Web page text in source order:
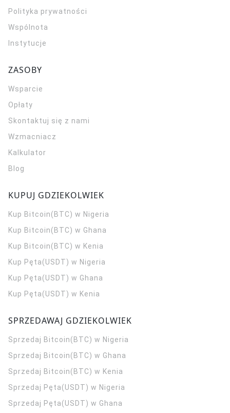
Polityka prywatności
Wspólnota
Instytucje
ZASOBY
Wsparcie
Opłaty
Skontaktuj się z nami
Wzmacniacz
Kalkulator
Blog
KUPUJ GDZIEKOLWIEK
Kup Bitcoin(BTC) w Nigeria
Kup Bitcoin(BTC) w Ghana
Kup Bitcoin(BTC) w Kenia
Kup Pęta(USDT) w Nigeria
Kup Pęta(USDT) w Ghana
Kup Pęta(USDT) w Kenia
SPRZEDAWAJ GDZIEKOLWIEK
Sprzedaj Bitcoin(BTC) w Nigeria
Sprzedaj Bitcoin(BTC) w Ghana
Sprzedaj Bitcoin(BTC) w Kenia
Sprzedaj Pęta(USDT) w Nigeria
Sprzedaj Pęta(USDT) w Ghana